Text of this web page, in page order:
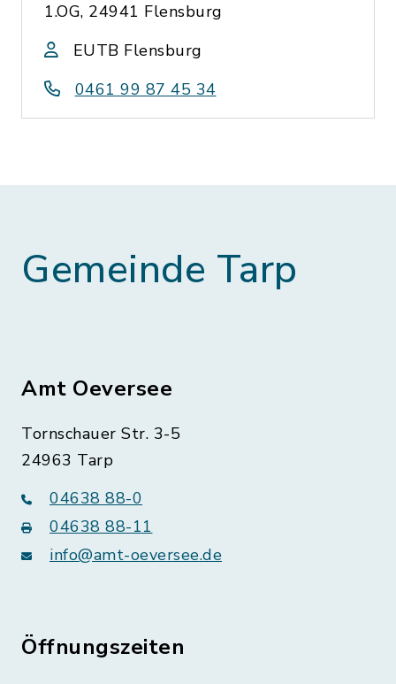
1.OG, 24941 Flensburg
EUTB Flensburg
0461 99 87 45 34
Gemeinde Tarp
Amt Oeversee
Tornschauer Str. 3-5
24963 Tarp
04638 88-0
04638 88-11
info@amt-oeversee.de
Öffnungszeiten